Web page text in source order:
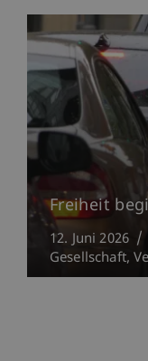
Freiheit
12. Juni 2026
Gesellschaft